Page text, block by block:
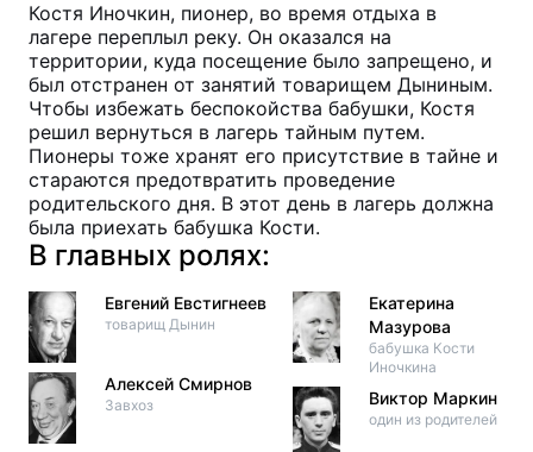
Костя Иночкин, пионер, во время отдыха в
лагере переплыл реку. Он оказался на
территории, куда посещение было запрещено, и
был отстранен от занятий товарищем Дыниным.
Чтобы избежать беспокойства бабушки, Костя
решил вернуться в лагерь тайным путем.
Пионеры тоже хранят его присутствие в тайне и
стараются предотвратить проведение
родительского дня. В этот день в лагерь должна
была приехать бабушка Кости.
В главных ролях:
Евгений Евстигнеев
товарищ Дынин
Алексей Смирнов
Завхоз
Екатерина
Мазурова
бабушка Кости
Иночкина
Виктор Маркин
один из родителей